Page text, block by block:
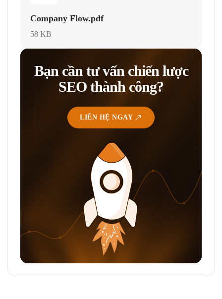
Company Flow.pdf
58 KB
Bạn cần tư vấn chiến lược
SEO thành công?
LIÊN HỆ NGAY